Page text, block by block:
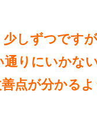
しずつです
りにいかな
点が分かる